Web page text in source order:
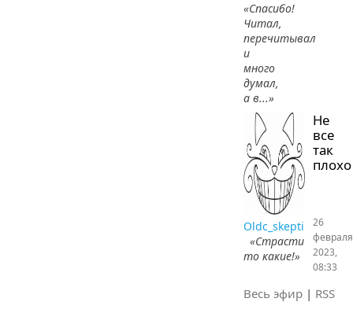
«Спасибо!
Читал,
перечитывал
и
много
думал,
а в...»
Не
все
так
плохо
Oldc_skepti
«Страсти
то какие!»
26
февраля
2023,
08:33
Весь эфир | RSS